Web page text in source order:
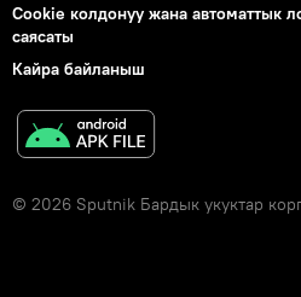
Cookie колдонуу жана автоматтык
саясаты
Кайра байланыш
© 2026 Sputnik Бардык укуктар